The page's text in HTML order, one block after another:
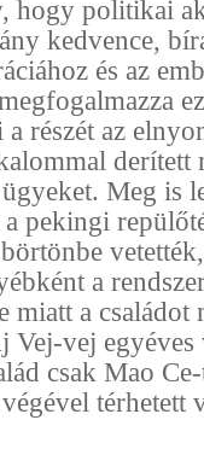
hogy politikai
kedvence,
és az
részét az
derített
Meg is
pekingi
a
a családot
vej
csak Mao
térhetett